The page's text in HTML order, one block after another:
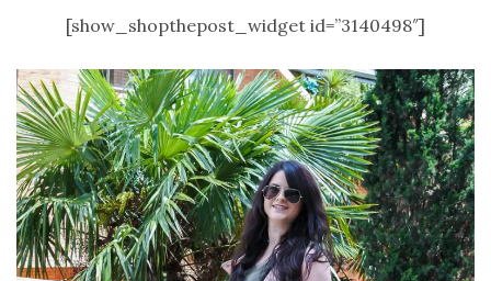
[show_shopthepost_widget id=”3140498″]